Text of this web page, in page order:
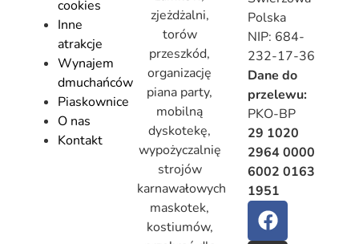
cookies
Inne
atrakcje
Wynajem
dmuchańców
Piaskownice
O nas
Kontakt
zjeżdżalni,
torów
przeszkód,
organizację
piana party,
mobilną
dyskotekę,
wypożyczalnię
strojów
karnawałowych
maskotek,
kostiumów,
Polska
NIP: 684-
232-17-36
Dane do
przelewu:
PKO-BP
29 1020
2964 0000
6002 0163
1951